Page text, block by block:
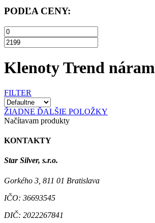
PODĽA CENY:
Klenoty Trend
FILTER
ŽIADNE ĎALŠIE POLOŽKY
Načítavam produkty
KONTAKTY
Star Silver, s.r.o.
Gorkého 3, 811 01 Bratislava
IČO: 36693545
DIČ: 2022267841